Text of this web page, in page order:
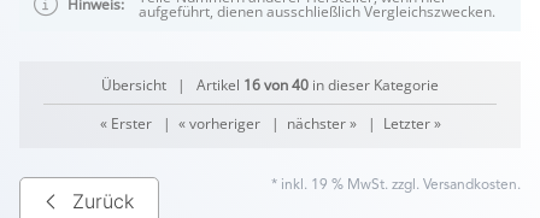
Hinweis: aufgeführt, dienen ausschließlich Vergleichszwecken.
Übersicht | Artikel 16 von 40 in dieser Kategorie
« Erster| « vorheriger| nächster »| Letzter »
Zurück
* inkl. 19 % MwSt. zzgl. Versandkosten.